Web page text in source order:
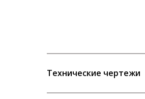
Технические чертежи